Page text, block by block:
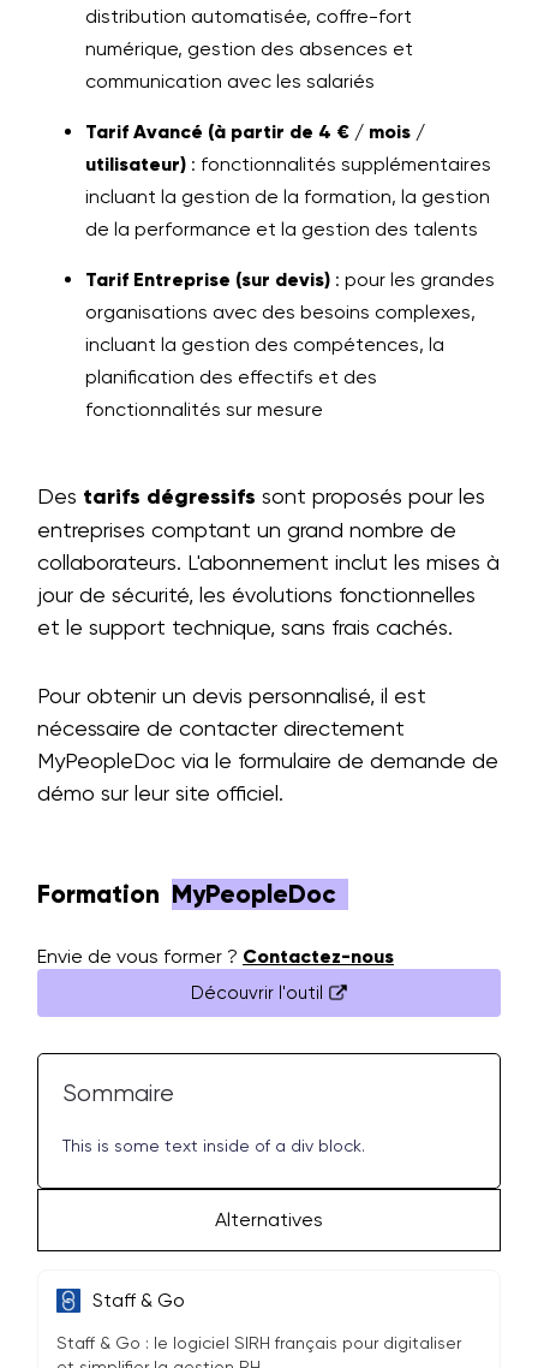
distribution automatisée, coffre-fort
numérique, gestion des absences et
communication avec les salariés
Tarif Avancé (à partir de 4 € / mois /
utilisateur) : fonctionnalités supplémentaires
incluant la gestion de la formation, la gestion
de la performance et la gestion des talents
Tarif Entreprise (sur devis) : pour les grandes
organisations avec des besoins complexes,
incluant la gestion des compétences, la
planification des effectifs et des
fonctionnalités sur mesure
Des tarifs dégressifs sont proposés pour les
entreprises comptant un grand nombre de
collaborateurs. L'abonnement inclut les mises à
jour de sécurité, les évolutions fonctionnelles
et le support technique, sans frais cachés.
Pour obtenir un devis personnalisé, il est
nécessaire de contacter directement
MyPeopleDoc via le formulaire de demande de
démo sur leur site officiel.
Formation MyPeopleDoc
Envie de vous former ? Contactez-nous
Découvrir l'outil
Sommaire
This is some text inside of a div block.
Alternatives
Staff & Go
Staff & Go : le logiciel SIRH français pour digitaliser